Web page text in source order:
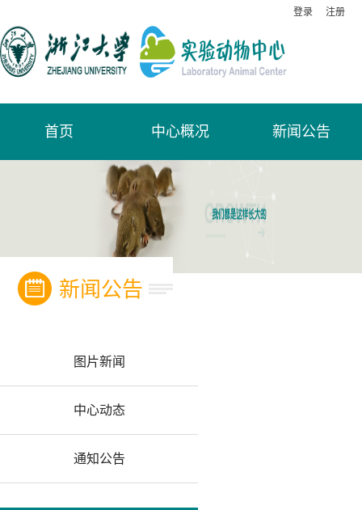
登录 注册
首页 中心概况 新闻公告
新闻公告
图片新闻
中心动态
通知公告